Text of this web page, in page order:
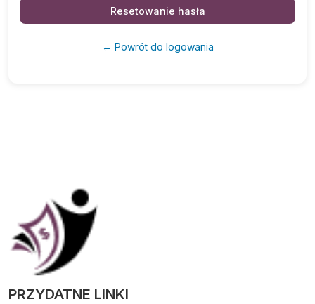
Resetowanie hasła
← Powrót do logowania
PRZYDATNE LINKI